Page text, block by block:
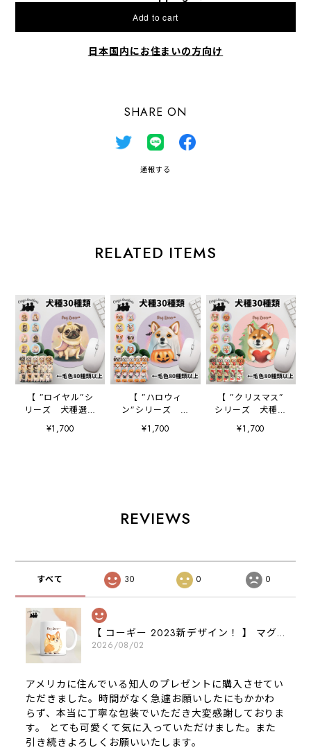
Add to cart
日本国内にお住まいの方向け
SHARE ON
通報する
RELATED ITEMS
【 ”ロイヤル”シ
リーズ 犬種選べ
る マウスパッド
】 パステルカラ
¥1,700
【 ”ハロウィ
ン”シリーズ 犬
種選べる マウスパ
ッド 】 パステル
¥1,700
【 ”クリスマス”
シリーズ 犬種選
べる マウスパッド
】 パステルカラ
¥1,700
REVIEWS
すべて 30 0 0
【 コーギー 2023新デザイン！ 】 マグカップ お家用 プレゼント 犬 うちの子 犬グッズ ギフト
2026/08/02
アメリカに住んでいる知人のプレゼントに購入させてい
ただきました。時間がなく急遽お願いしたにもかかわ
らず、本当に丁寧な包装でいただき大変感謝しておりま
す。 とても可愛くて気に入っていただけました。また
引き続きよろしくお願いいたします。